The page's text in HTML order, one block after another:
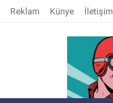
Reklam Künye İletişim